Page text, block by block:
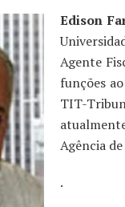
Edison
Agente
funções
TIT-
Agência
.